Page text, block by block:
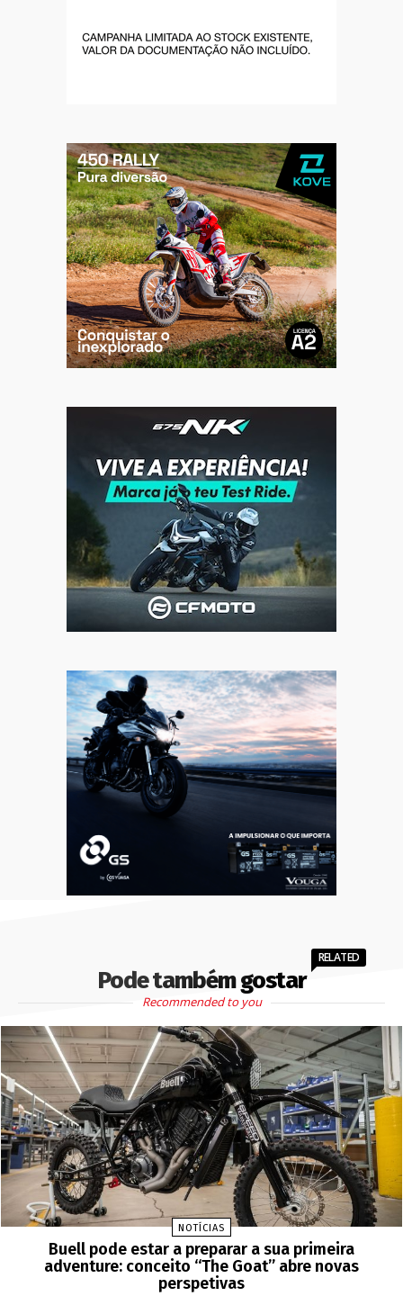
Pode também gostar
RELATED
Recommended to you
NOTÍCIAS
Buell pode estar a preparar a sua primeira
adventure: conceito “The Goat” abre novas
perspetivas